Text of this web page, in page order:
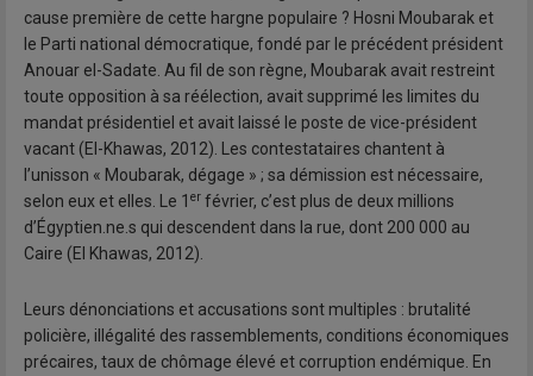
cause première de cette hargne populaire ? Hosni Moubarak et
le Parti national démocratique, fondé par le précédent président
Anouar el-Sadate. Au fil de son règne, Moubarak avait restreint
toute opposition à sa réélection, avait supprimé les limites du
mandat présidentiel et avait laissé le poste de vice-président
vacant (El-Khawas, 2012). Les contestataires chantent à
l’unisson « Moubarak, dégage » ; sa démission est nécessaire,
selon eux et elles. Le 1 er février, c’est plus de deux millions
d’Égyptien.ne.s qui descendent dans la rue, dont 200 000 au
Caire (El Khawas, 2012).
Leurs dénonciations et accusations sont multiples : brutalité
policière, illégalité des rassemblements, conditions économiques
précaires, taux de chômage élevé et corruption endémique. En